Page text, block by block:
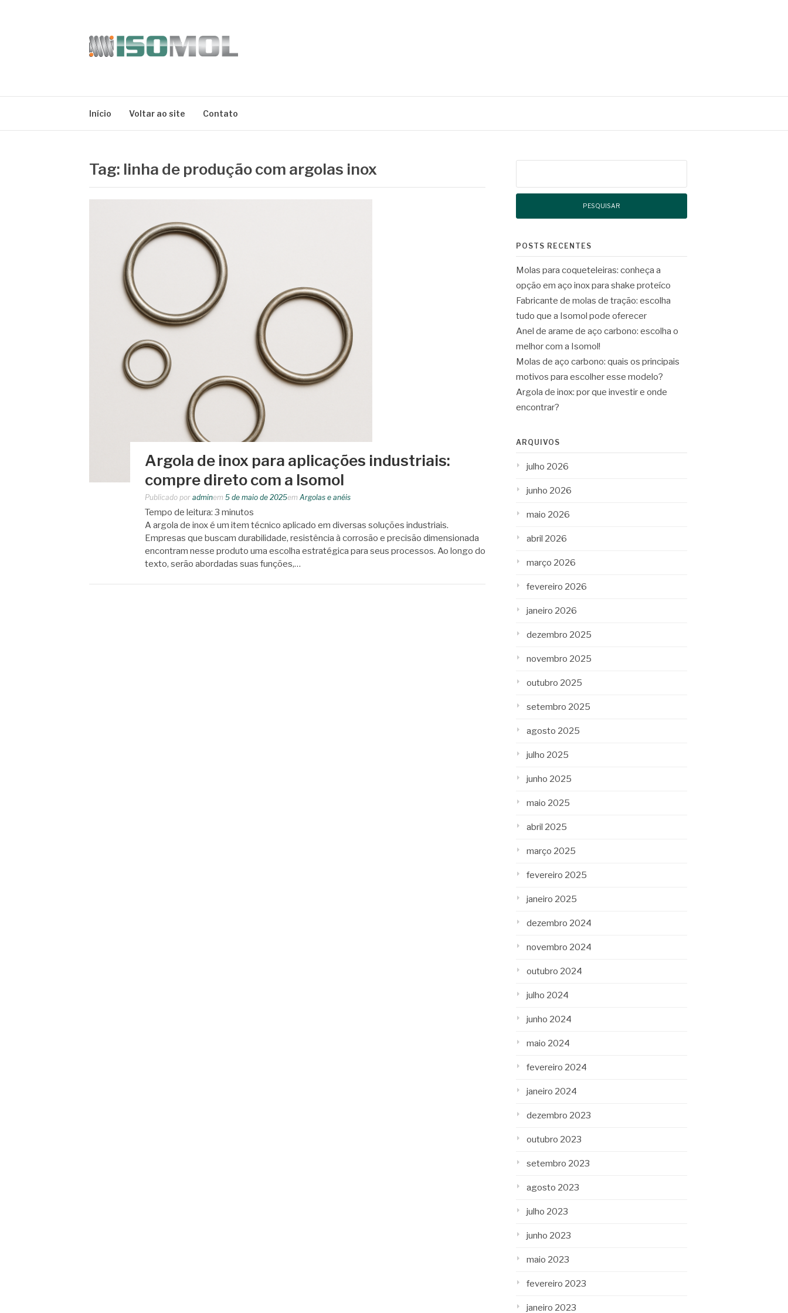
Início Voltar ao site Contato
Tag: linha de produção com argolas inox
Argola de inox para aplicações industriais:
compre direto com a Isomol
Publicado por adminem 5 de maio de 2025em Argolas e anéis
Tempo de leitura: 3 minutos
A argola de inox é um item técnico aplicado em diversas soluções industriais.
Empresas que buscam durabilidade, resistência à corrosão e precisão dimensionada
encontram nesse produto uma escolha estratégica para seus processos. Ao longo do
texto, serão abordadas suas funções,…
POSTS RECENTES
Molas para coqueteleiras: conheça a
opção em aço inox para shake proteíco
Fabricante de molas de tração: escolha
tudo que a Isomol pode oferecer
Anel de arame de aço carbono: escolha o
melhor com a Isomol!
Molas de aço carbono: quais os principais
motivos para escolher esse modelo?
Argola de inox: por que investir e onde
encontrar?
ARQUIVOS
julho 2026
junho 2026
maio 2026
abril 2026
março 2026
fevereiro 2026
janeiro 2026
dezembro 2025
novembro 2025
outubro 2025
setembro 2025
agosto 2025
julho 2025
junho 2025
maio 2025
abril 2025
março 2025
fevereiro 2025
janeiro 2025
dezembro 2024
novembro 2024
outubro 2024
julho 2024
junho 2024
maio 2024
fevereiro 2024
janeiro 2024
dezembro 2023
outubro 2023
setembro 2023
agosto 2023
julho 2023
junho 2023
maio 2023
fevereiro 2023
janeiro 2023